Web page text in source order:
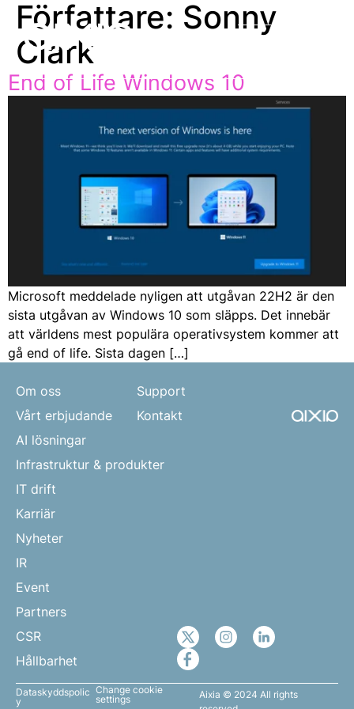
Författare: Sonny
Clark
End of Life Windows 10
Microsoft meddelade nyligen att utgåvan 22H2 är den
sista utgåvan av Windows 10 som släpps. Det innebär
att världens mest populära operativsystem kommer att
gå end of life. Sista dagen […]
Om oss
Vårt erbjudande
AI lösningar
Infrastruktur & produkter
IT drift
Karriär
Nyheter
IR
Event
Partners
CSR
Hållbarhet
Support
Kontakt
Dataskyddspolic
y
Change cookie
settings
Aixia © 2024 All rights